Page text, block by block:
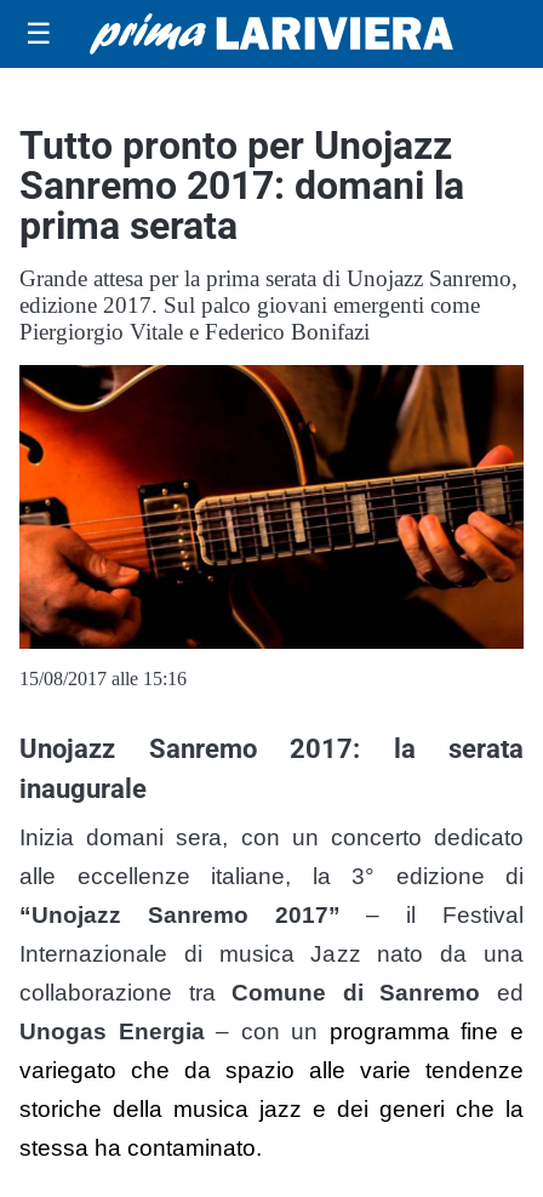
☰
Tutto pronto per Unojazz
Sanremo 2017: domani la
prima serata
Grande attesa per la prima serata di Unojazz Sanremo,
edizione 2017. Sul palco giovani emergenti come
Piergiorgio Vitale e Federico Bonifazi
15/08/2017 alle 15:16
Unojazz Sanremo 2017: la serata
inaugurale
Inizia domani sera, con un concerto dedicato
alle eccellenze italiane, la 3° edizione di
“Unojazz Sanremo 2017” – il Festival
Internazionale di musica Jazz nato da una
collaborazione traComune di Sanremo ed
Unogas Energia– con un programma fine e
variegato che da spazio alle varie tendenze
storiche della musica jazz e dei generi che la
stessa ha contaminato.